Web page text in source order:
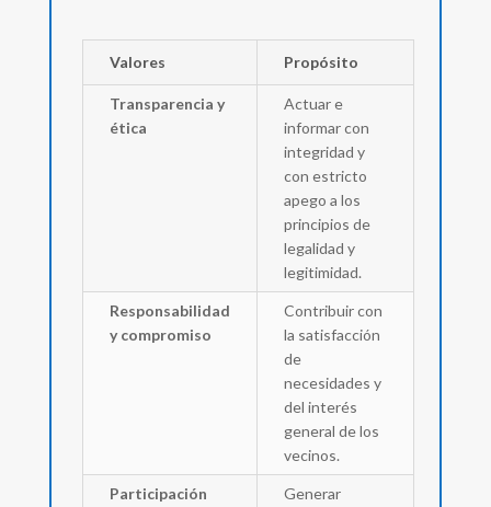
Valores Propósito
Transparencia y
ética
Actuar e
informar con
integridad y
con estricto
apego a los
principios de
legalidad y
legitimidad.
Responsabilidad
y compromiso
Contribuir con
la satisfacción
de
necesidades y
del interés
general de los
vecinos.
Participación
Generar